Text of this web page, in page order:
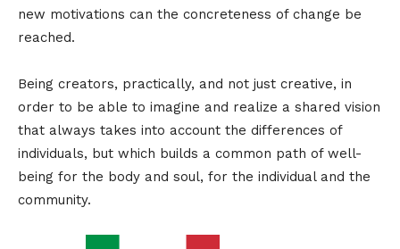
new motivations can the concreteness of change be
reached.
Being creators, practically, and not just creative, in
order to be able to imagine and realize a shared vision
that always takes into account the differences of
individuals, but which builds a common path of well-
being for the body and soul, for the individual and the
community.